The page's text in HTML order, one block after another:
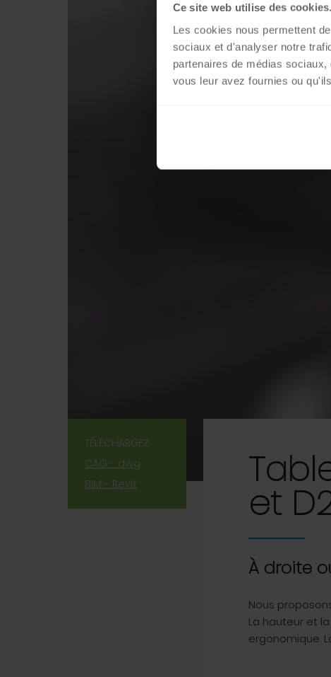
Ce site web utilise des cookies.
Les cookies nous permettent
sociaux et d'analyser notre
partenaires de médias
vous leur avez fournies ou
TÉLÉCHARGEZ
CAO - dwg
BIM - Revit
et
À droite
Nous
La hauteur et
ergonomique.